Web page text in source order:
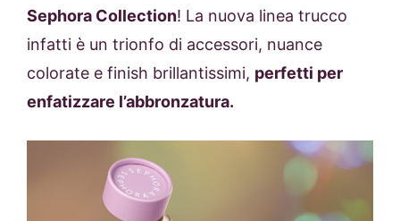
Sephora Collection! La nuova linea trucco
infatti è un trionfo di accessori, nuance
colorate e finish brillantissimi, perfetti per
enfatizzare l’abbronzatura.